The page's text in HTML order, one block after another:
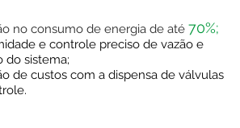
no consumo de energia de até 70%;
e controle preciso de vazão e
do sistema;
de custos com a dispensa de válvulas